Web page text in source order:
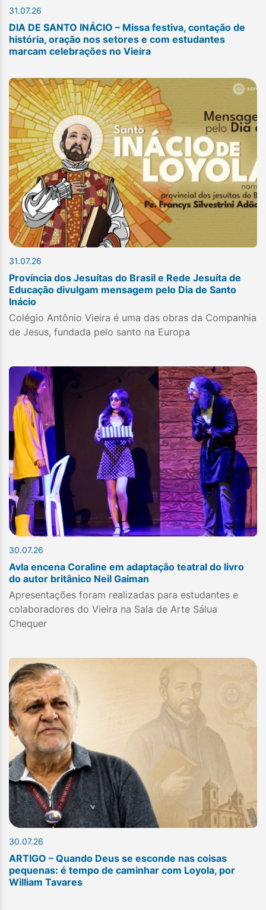
31.07.26
DIA DE SANTO INÁCIO – Missa festiva, contação de
história, oração nos setores e com estudantes
marcam celebrações no Vieira
31.07.26
Província dos Jesuítas do Brasil e Rede Jesuíta de
Educação divulgam mensagem pelo Dia de Santo
Inácio
Colégio Antônio Vieira é uma das obras da Companhia
de Jesus, fundada pelo santo na Europa
30.07.26
Avla encena Coraline em adaptação teatral do livro
do autor britânico Neil Gaiman
Apresentações foram realizadas para estudantes e
colaboradores do Vieira na Sala de Arte Sálua
Chequer
30.07.26
ARTIGO – Quando Deus se esconde nas coisas
pequenas: é tempo de caminhar com Loyola, por
William Tavares